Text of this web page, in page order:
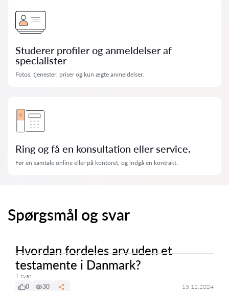
Studerer profiler og anmeldelser af
specialister
Fotos, tjenester, priser og kun ægte anmeldelser.
Ring og få en konsultation eller service.
Før en samtale online eller på kontoret, og indgå en kontrakt.
Spørgsmål og svar
Hvordan fordeles arv uden et
testamente i Danmark?
1 svar
0
30 15.12.2024